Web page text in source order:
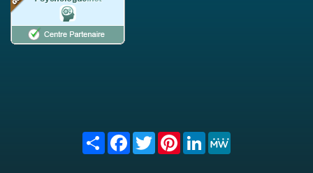
Share FacebookTwitterPinterest
LinkedIn